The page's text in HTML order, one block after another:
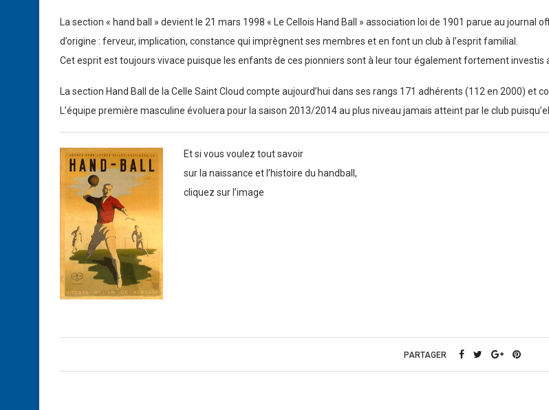
La section « hand ball » devient le 21 mars 1998 « Le Cellois Hand Ball » association loi de 1901 parue au journal
d’origine : ferveur, implication, constance qui imprègnent ses membres et en font un club à l’esprit familial.
Cet esprit est toujours vivace puisque les enfants de ces pionniers sont à leur tour également fortement investis
La section Hand Ball de la Celle Saint Cloud compte aujourd’hui dans ses rangs 171 adhérents (112 en 2000) et
L’équipe première masculine évoluera pour la saison 2013/2014 au plus niveau jamais atteint par le club
Et si vous voulez tout savoir
sur la naissance et l’histoire du handball,
cliquez sur l’image
PARTAGER